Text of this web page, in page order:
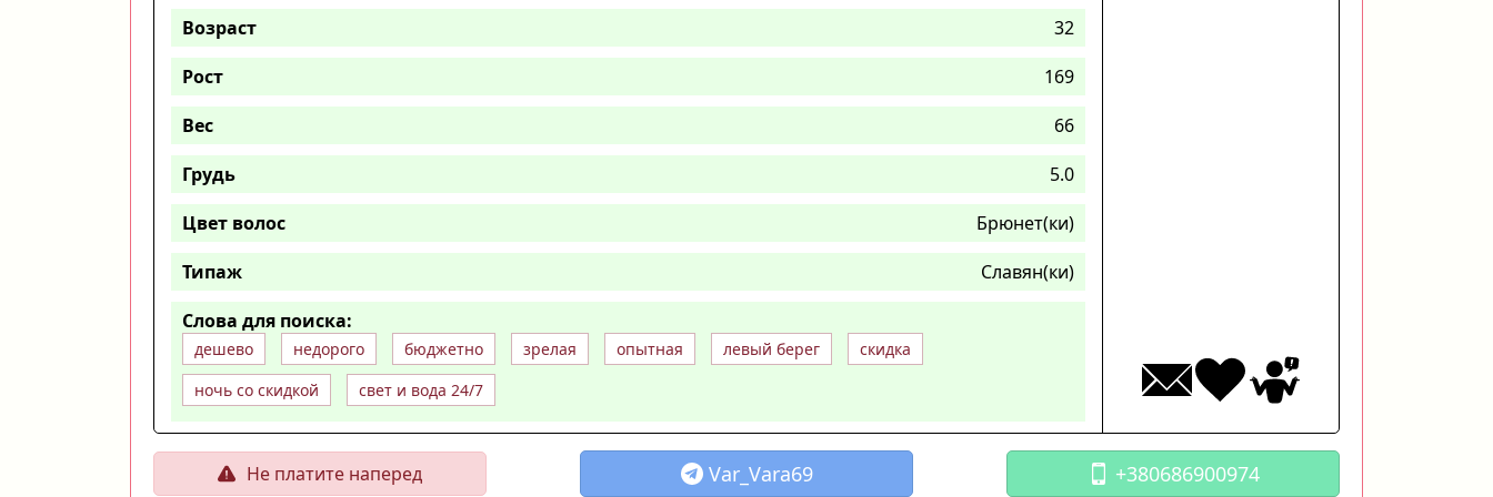
Возраст
32
Рост
169
Вес
66
Грудь
5.0
Цвет волос
Брюнет(ки)
Типаж
Славян(ки)
Слова для поиска:
дешево недорого бюджетно зрелая опытная левый берег
скидка
ночь со скидкой
свет и вода 24/7
Не платите наперед Var_Vara69 +380686900974